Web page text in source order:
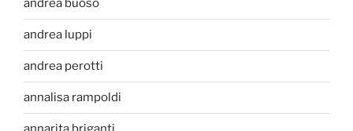
andrea buoso
andrea luppi
andrea perotti
annalisa rampoldi